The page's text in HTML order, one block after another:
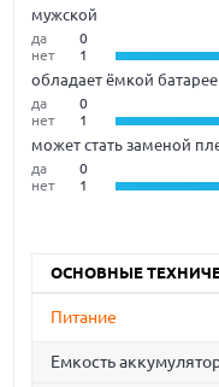
мужской
да
0
нет
1
обладает ёмкой
да
0
нет
1
может стать заменой
да
0
нет
1
ОСНОВНЫЕ
Питание
Емкость